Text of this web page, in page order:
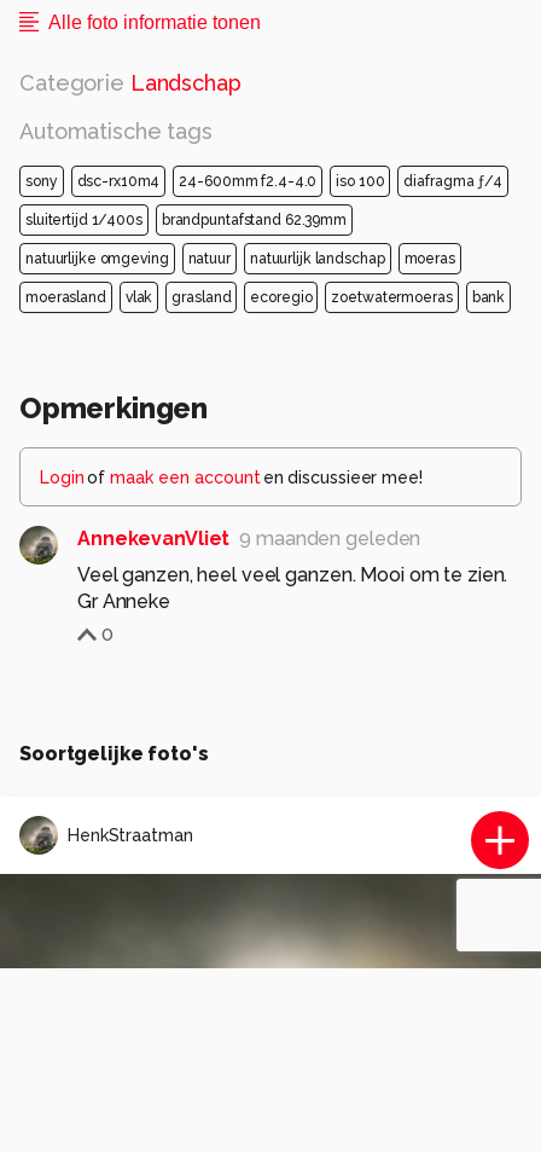
Alle foto informatie tonen
Categorie Landschap
Automatische tags
sony dsc-rx10m4 24-600mm f2.4-4.0 iso 100 diafragma ƒ/4
sluitertijd 1/400s brandpuntafstand 62.39mm
natuurlijke omgeving natuur natuurlijk landschap moeras
moerasland vlak grasland ecoregio zoetwatermoeras bank
Opmerkingen
Loginof maak een account en discussieer mee!
AnnekevanVliet 9 maanden geleden
Veel ganzen, heel veel ganzen. Mooi om te zien.
Gr Anneke
0
Soortgelijke foto's
HenkStraatman